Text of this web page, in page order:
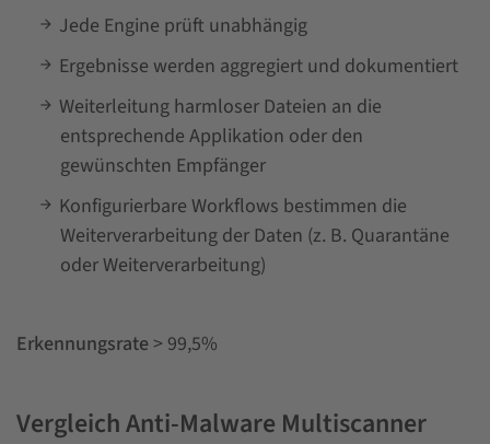
Jede Engine prüft unabhängig
Ergebnisse werden aggregiert und dokumentiert
Weiterleitung harmloser Dateien an die
entsprechende Applikation oder den
gewünschten Empfänger
Konfigurierbare Workflows bestimmen die
Weiterverarbeitung der Daten (z. B. Quarantäne
oder Weiterverarbeitung)
Erkennungsrate > 99,5%
Vergleich Anti-Malware Multiscanner